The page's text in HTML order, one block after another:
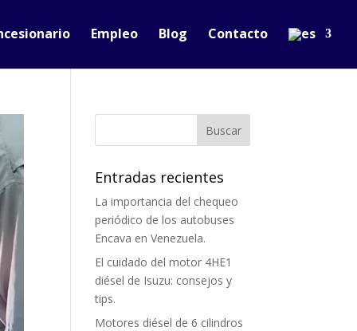
Empleo Blog Contacto
Entradas recientes
La importancia del chequeo
periódico de los autobuses
Encava en Venezuela.
El cuidado del motor 4HE1
diésel de Isuzu: consejos y
tips.
Motores diésel de 6 cilindros